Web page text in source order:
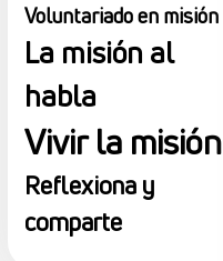
Voluntariado en misión
La misión al
habla
Vivir la misión
Reflexiona y
comparte